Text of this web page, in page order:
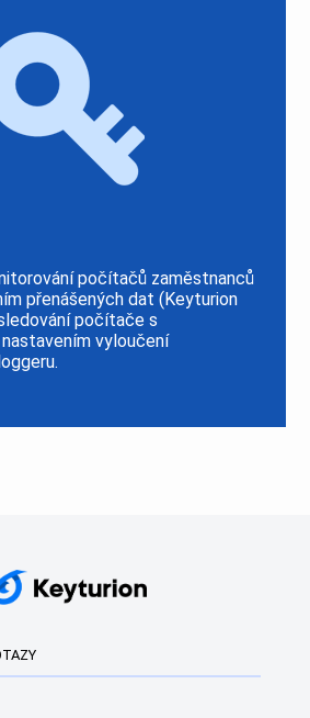
počítačů zaměstnanců
přenášených dat (Keyturion
počítače s
vyloučení